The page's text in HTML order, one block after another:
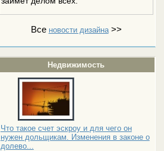
Все новости дизайна>>
Недвижимость
Что такое счет эскроу и для чего он
нужен дольщикам. Изменения в законе о
долево...